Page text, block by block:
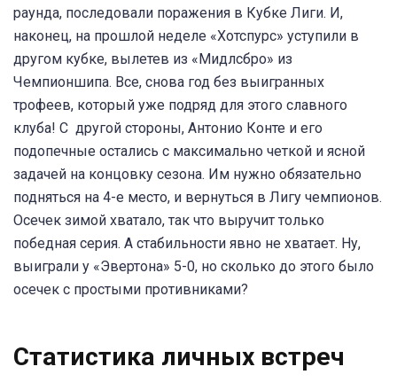
раунда, последовали поражения в Кубке Лиги. И,
наконец, на прошлой неделе «Хотспурс» уступили в
другом кубке, вылетев из «Мидлсбро» из
Чемпионшипа. Все, снова год без выигранных
трофеев, который уже подряд для этого славного
клуба! С другой стороны, Антонио Конте и его
подопечные остались с максимально четкой и ясной
задачей на концовку сезона. Им нужно обязательно
подняться на 4-е место, и вернуться в Лигу чемпионов.
Осечек зимой хватало, так что выручит только
победная серия. А стабильности явно не хватает. Ну,
выиграли у «Эвертона» 5-0, но сколько до этого было
осечек с простыми противниками?
Статистика личных встреч